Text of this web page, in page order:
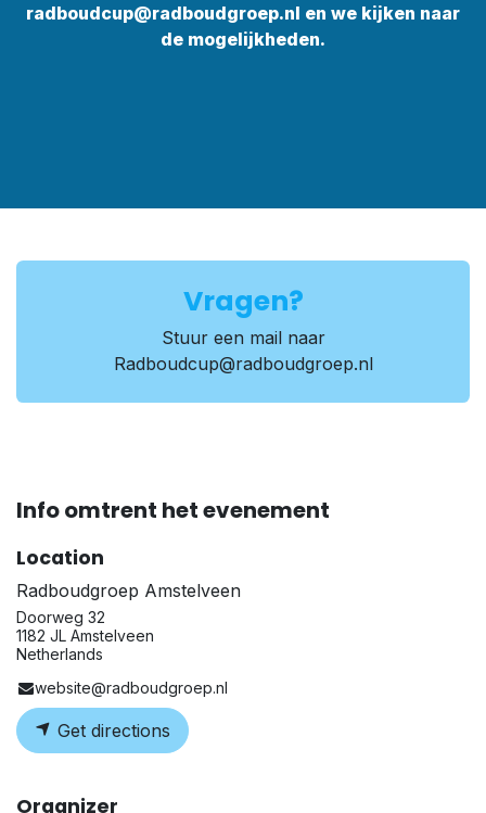
radboudcup@radboudgroep.nl en we kijken naar
de mogelijkheden.
Vragen?
Stuur een mail naar
Radboudcup@radboudgroep.nl
Info omtrent het evenement
Location
Radboudgroep Amstelveen
Doorweg 32
1182 JL Amstelveen
Netherlands
website@radboudgroep.nl
Get directions
Organizer